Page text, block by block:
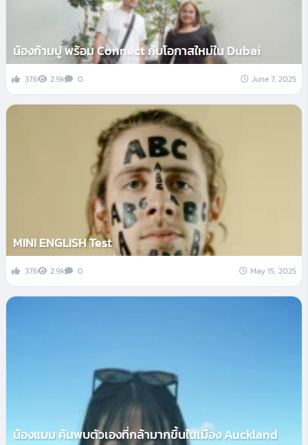
น้องก้ามปู พร้อม Connect กับโอกาสใหม่ใน Dubai
376 2.9k 0 June 7, 2025
MINI ENGLISH Test
376 2.9k 0 May 15, 2025
น้องแบม ค้นพบตัวเองที่กล้ามากขึ้นในเมือง Auckland